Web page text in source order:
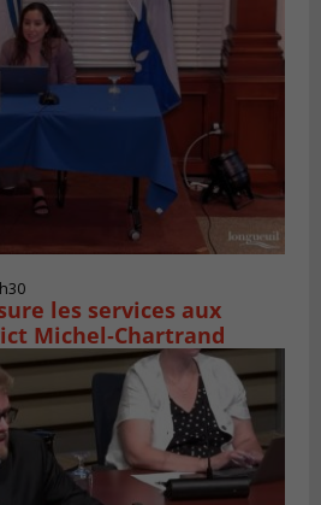
les services aux
Michel‑Chartrand